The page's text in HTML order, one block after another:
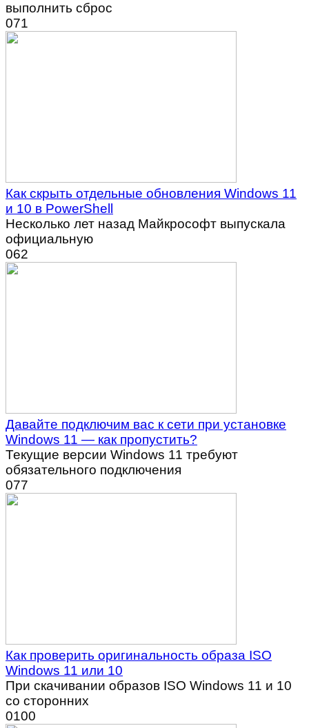
выполнить сброс
071
Как скрыть отдельные обновления Windows 11
и 10 в PowerShell
Несколько лет назад Майкрософт выпускала
официальную
062
Давайте подключим вас к сети при установке
Windows 11 — как пропустить?
Текущие версии Windows 11 требуют
обязательного подключения
077
Как проверить оригинальность образа ISO
Windows 11 или 10
При скачивании образов ISO Windows 11 и 10
со сторонних
0100